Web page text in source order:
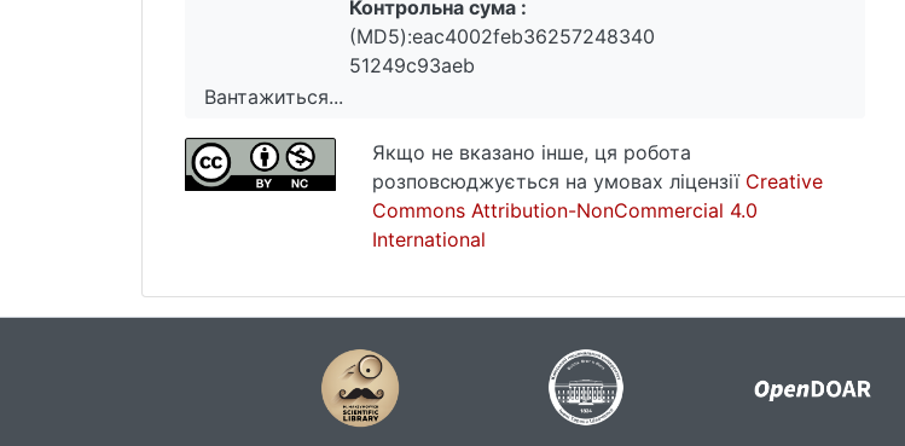
Вантажиться...
Вантажиться...
Контрольна сума :
(MD5):eac4002feb36257248340
51249c93aeb
Якщо не вказано інше, ця робота
розповсюджується на умовах ліцензії Creative
Commons Attribution-NonCommercial 4.0
International